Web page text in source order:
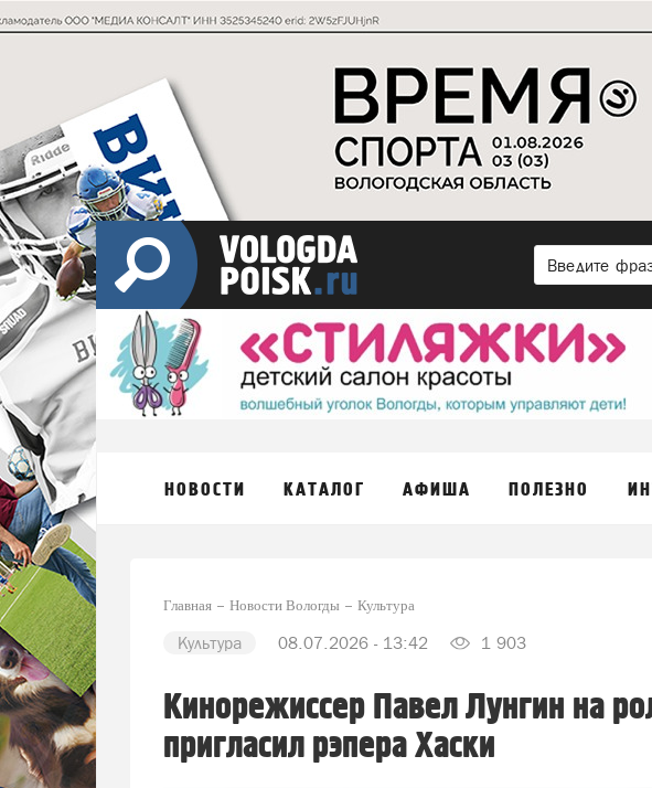
НОВОСТИ КАТАЛОГ АФИША ПОЛЕЗНО
Главная Новости Вологды Культура
Культура 08.07.2026 - 13:42 1 903
Кинорежиссер Павел Лунгин на
пригласил рэпера Хаски